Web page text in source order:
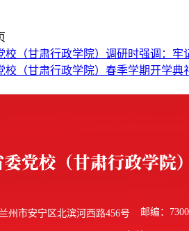
校（甘肃行政学院）调研时强调：
校（甘肃行政学院）春季学期开学
州市安宁区北滨河西路456号 邮编：